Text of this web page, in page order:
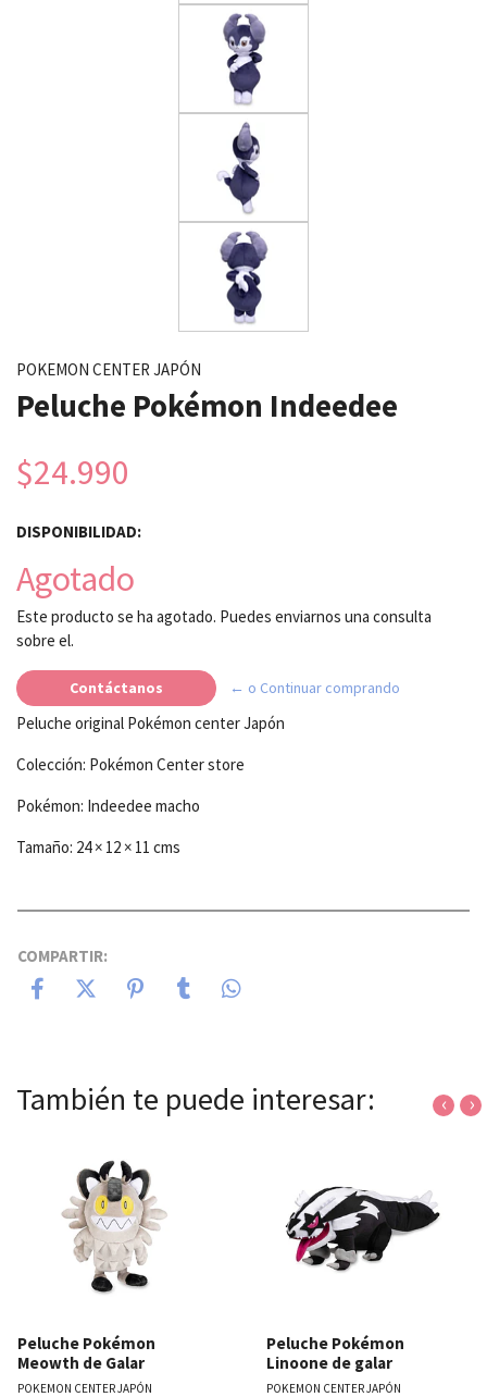
POKEMON CENTER JAPÓN
Peluche Pokémon Indeedee
$24.990
DISPONIBILIDAD:
Agotado
Este producto se ha agotado. Puedes enviarnos una consulta
sobre el.
Contáctanos ← o Continuar comprando
Peluche original Pokémon center Japón
Colección: Pokémon Center store
Pokémon: Indeedee macho
Tamaño: 24 × 12 × 11 cms
COMPARTIR:
También te puede interesar:
Peluche Pokémon
Meowth de Galar
POKEMON CENTER JAPÓN
Peluche Pokémon
Linoone de galar
POKEMON CENTER JAPÓN
‹ ›